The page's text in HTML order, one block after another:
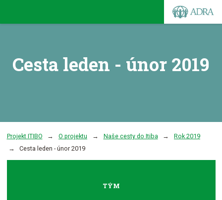
Cesta leden - únor 2019
Projekt ITIBO O projektu Naše cesty do Itiba
Rok 2019
Cesta leden - únor 2019
TÝM